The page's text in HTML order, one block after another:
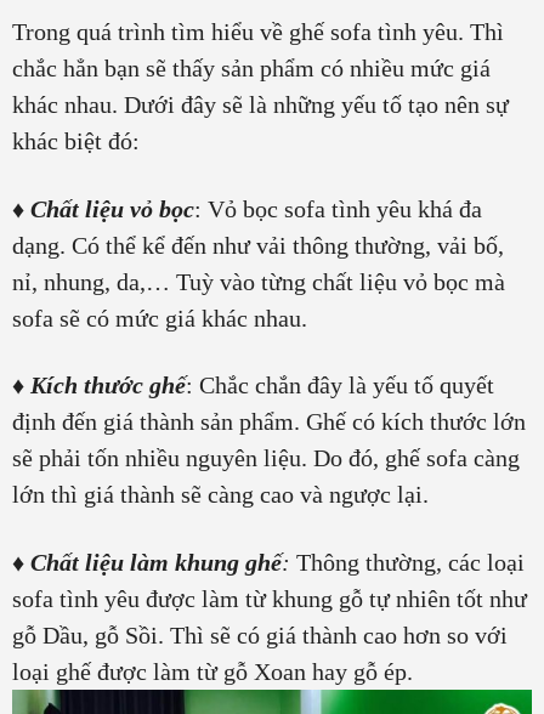
Trong quá trình tìm hiểu về ghế sofa tình yêu. Thì
chắc hẳn bạn sẽ thấy sản phẩm có nhiều mức giá
khác nhau. Dưới đây sẽ là những yếu tố tạo nên sự
khác biệt đó:
♦ Chất liệu vỏ bọc: Vỏ bọc sofa tình yêu khá đa
dạng. Có thể kể đến như vải thông thường, vải bố,
nỉ, nhung, da,… Tuỳ vào từng chất liệu vỏ bọc mà
sofa sẽ có mức giá khác nhau.
♦ Kích thước ghế: Chắc chắn đây là yếu tố quyết
định đến giá thành sản phẩm. Ghế có kích thước lớn
sẽ phải tốn nhiều nguyên liệu. Do đó, ghế sofa càng
lớn thì giá thành sẽ càng cao và ngược lại.
♦ Chất liệu làm khung ghế: Thông thường, các loại
sofa tình yêu được làm từ khung gỗ tự nhiên tốt như
gỗ Dầu, gỗ Sồi. Thì sẽ có giá thành cao hơn so với
loại ghế được làm từ gỗ Xoan hay gỗ ép.